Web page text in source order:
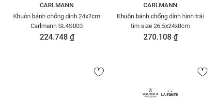
CARLMANN
Khuôn bánh chống dính 24x7cm
Carlmann SL4S003
224.748 ₫
CARLMANN
Khuôn bánh chống dính hình trái
tim size 26.5x24x8cm
270.108 ₫